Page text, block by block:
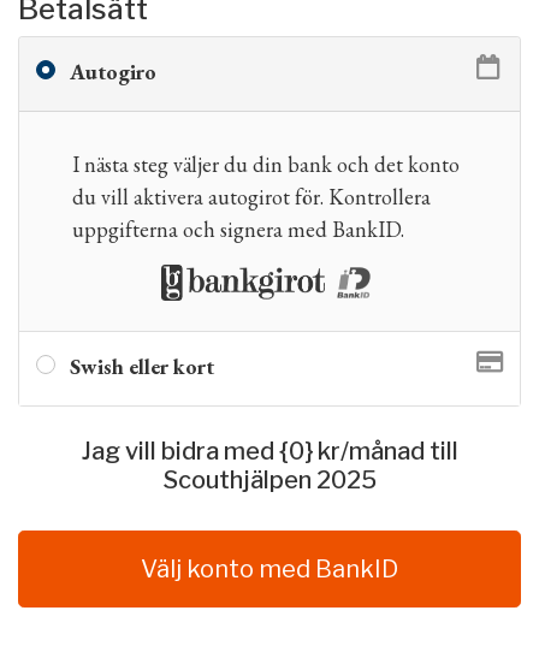
Betalsätt
Autogiro
I nästa steg väljer du din bank och det konto
du vill aktivera autogirot för. Kontrollera
uppgifterna och signera med BankID.
Swish eller kort
Jag vill bidra med {0} kr/månad till
Scouthjälpen 2025
Välj konto med BankID